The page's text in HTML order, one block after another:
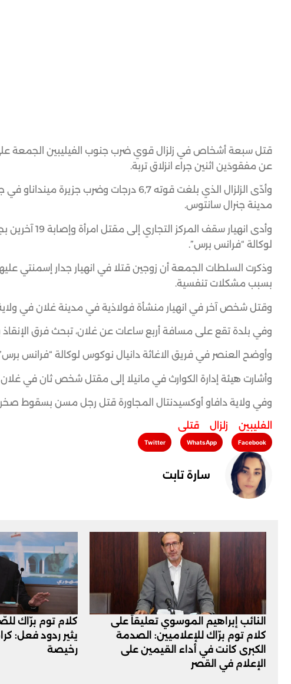
قتل سبعة أشخاص في زلزال قوي ضرب جنوب الفيليبين الجمعة
عن مفقودَين اثنين جراء انزلاق تربة.
وأدّى الزلزال الذي بلغت قوته 6,7 درجات
مدينة جنرال سانتوس.
وأدى انهيار
لوكالة “فرانس برس”.
وذكرت السلطات الجمعة أن زوجين قتلا في انهيار جدار إسمنتي
بسبب مشكلات تنفسية.
وقتل شخص آخر في انهيار منشأة فولاذية في مدينة غلان في
وفي بلدة تقع على مسافة أربع ساعات عن غلان، تبحث فرق
وأوضح العنصر في فريق الاغاثة دانيال نوكوس لوكالة “فرانس
وأشارت هيئة إدارة الكوارث في مانيلا إلى مقتل شخص ثان في
وفي ولاية دافاو أوكسيدنتال المجاورة قتل رجل مسن بسقوط
الفليبين زلزال قتلى
Facebook
WhatsApp
Twitter
سارة تابت
النائب إبراهيم الموسوي تعليقاً على
كلام توم برّاك للإعلاميين: الصدمة
الكبرى كانت في أداء القيمين على
‏الإعلام في القصر
كلام توم برّاك
يثير ردود فعل:
رخيصة